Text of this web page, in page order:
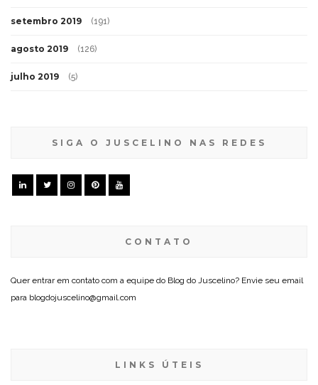
setembro 2019 (191)
agosto 2019 (126)
julho 2019 (5)
SIGA O JUSCELINO NAS REDES
CONTATO
Quer entrar em contato com a equipe do Blog do Juscelino? Envie seu email
para blogdojuscelino@gmail.com
LINKS ÚTEIS